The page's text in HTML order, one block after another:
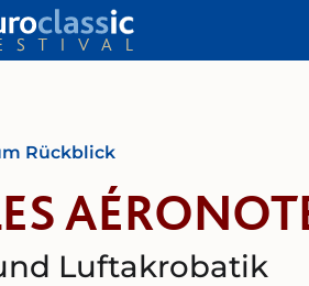
Rückblick
Luftakrobatik